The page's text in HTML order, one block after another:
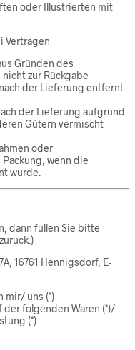
oder Illustrierten mit
Verträgen
Gründen des
zur Rückgabe
der Lieferung entfernt
der Lieferung aufgrund
Gütern vermischt
oder
wenn die
wurde.
dann füllen Sie bitte
16761 Hennigsdorf, E-
mir/ uns (*)
folgenden Waren (*)/
(*)